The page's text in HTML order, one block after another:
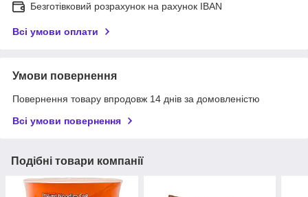
Безготівковий розрахунок на рахунок IBAN
Всі умови оплати
Умови повернення
Повернення товару впродовж 14 днів за домовленістю
Всі умови повернення
Подібні товари компанії